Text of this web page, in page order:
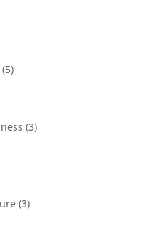
(5)
(3)
(3)